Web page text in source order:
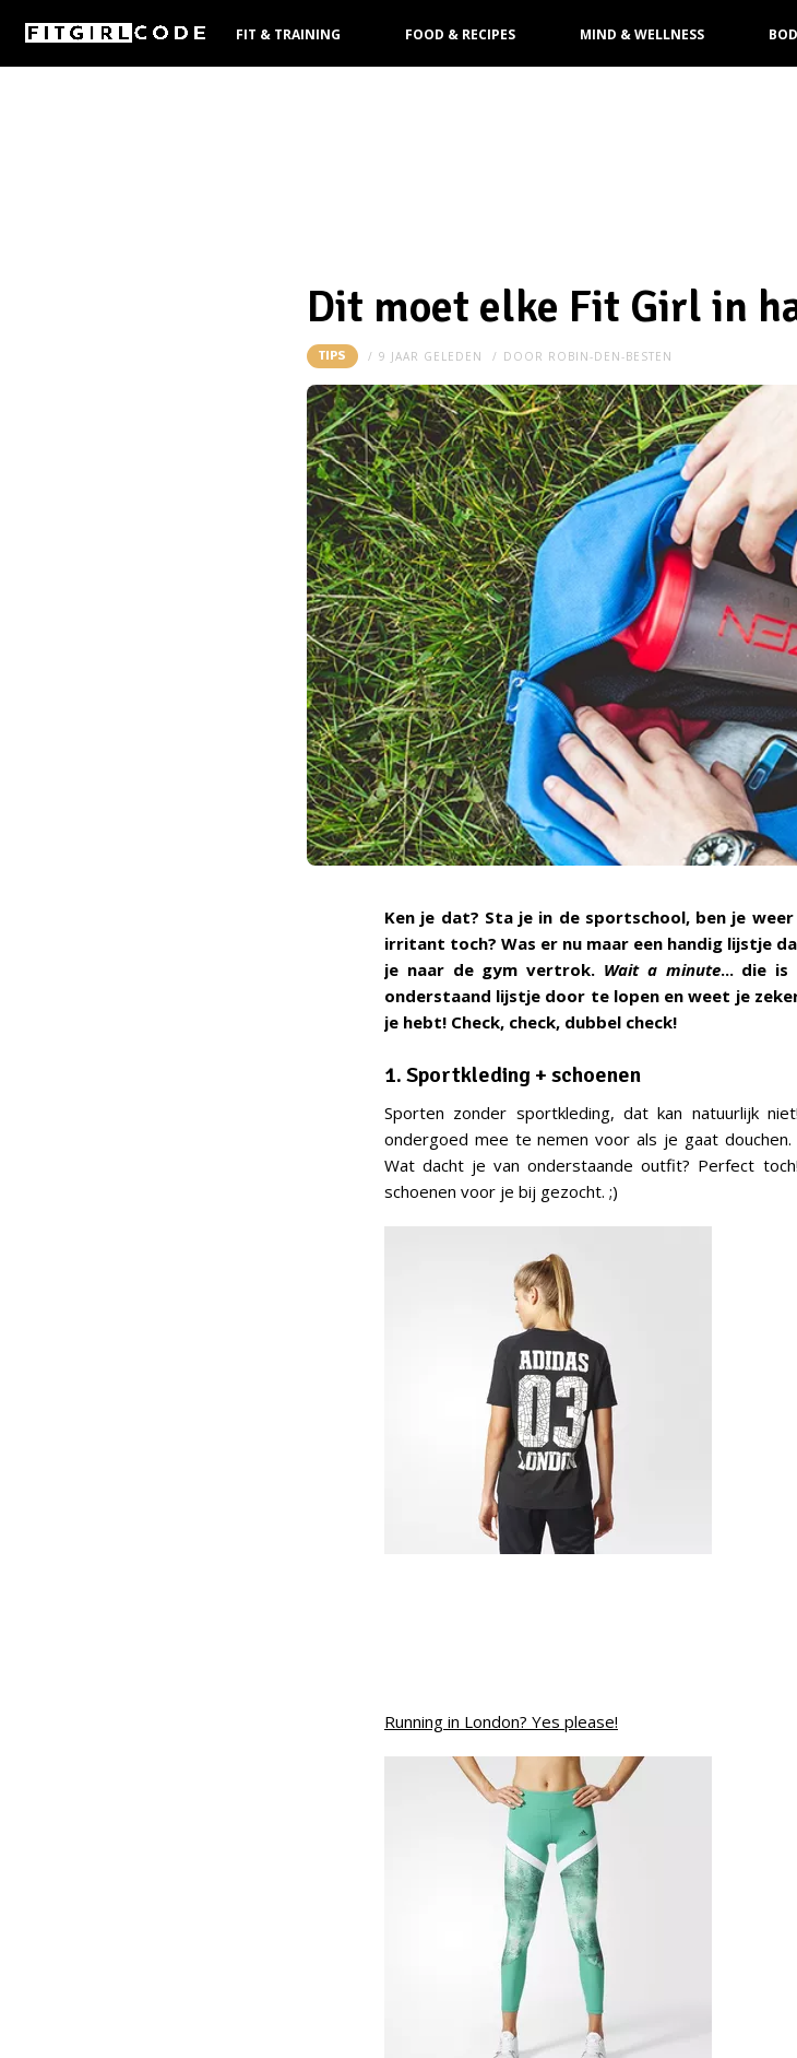
FIT & TRAINING FOOD & RECIPES MIND & WELLNESS
Dit moet elke Fit Girl in
TIPS 9 JAAR GELEDEN DOOR ROBIN-DEN-BESTEN
Ken je dat? Sta je in de sportschool, ben je
irritant toch? Was er nu maar een handig lijstje
je naar de gym vertrok. Wait a minute... die is
onderstaand lijstje door te lopen en weet je
je hebt! Check, check, dubbel check!
1. Sportkleding + schoenen
Sporten zonder sportkleding, dat kan natuurlijk
ondergoed mee te nemen voor als je gaat
Wat dacht je van onderstaande outfit? Perfect
schoenen voor je bij gezocht. ;)
Running in London? Yes please!